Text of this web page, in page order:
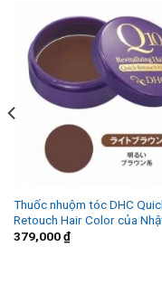
Thuốc nhuộm tóc DHC
Retouch Hair Color của
379,000₫